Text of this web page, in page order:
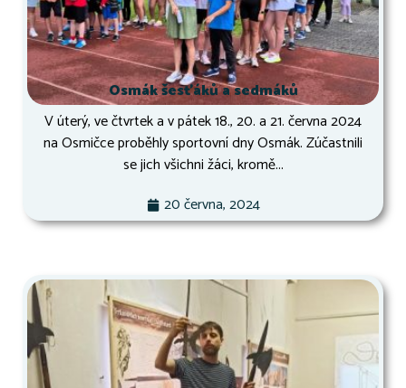
Osmák šesťáků a sedmáků
V úterý, ve čtvrtek a v pátek 18., 20. a 21. června 2024
na Osmičce proběhly sportovní dny Osmák. Zúčastnili
se jich všichni žáci, kromě...
20 června, 2024